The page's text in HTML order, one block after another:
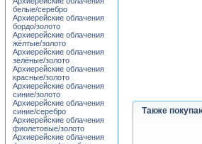
Также
белые/серебро
Архиерейские облачения
бордо/золото
Архиерейские облачения
жёлтые/золото
Архиерейские облачения
зелёные/золото
Архиерейские облачения
красные/золото
Архиерейские облачения
синие/золото
Архиерейские облачения
синие/серебро
Архиерейские облачения
фиолетовые/золото
Архиерейские облачения